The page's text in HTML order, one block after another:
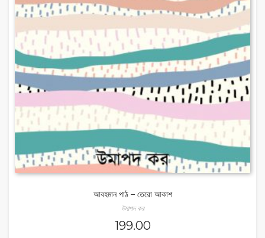
আবহমান পাঠ – তেরো আকাশ
উমাপদ কর
199.00